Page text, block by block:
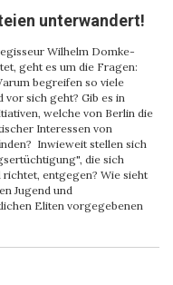
unterwandert!
Wilhelm Domke-
geht es um die Fragen:
begreifen so viele
vor sich geht? Gib es in
welche von Berlin die
Interessen von
Inwieweit stellen sich
die sich
entgegen? Wie sieht
Jugend und
Eliten vorgegebenen